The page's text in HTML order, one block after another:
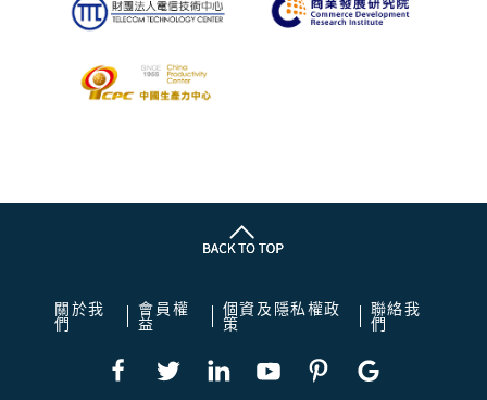
關於我
們
會員權
益
個資及隱私權政
策
聯絡我
們